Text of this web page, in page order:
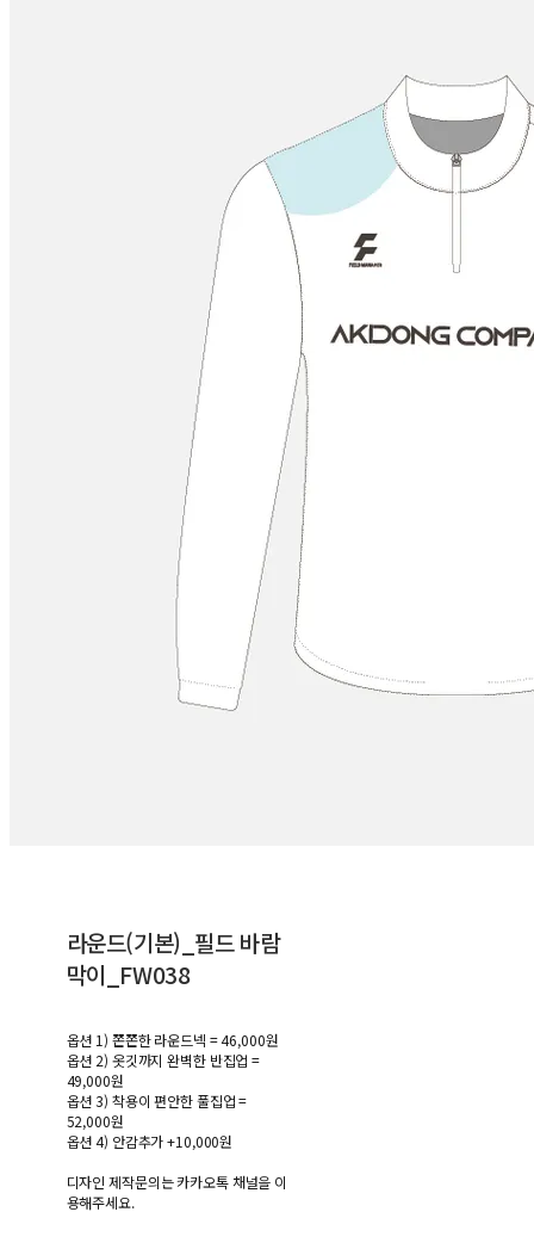
라운드(기본)_필드 바람
막이_FW038
옵션 1) 쫀쫀한 라운드넥 = 46,000원
옵션 2) 옷깃까지 완벽한 반집업 =
49,000원
옵션 3) 착용이 편안한 풀집업 =
52,000원
옵션 4) 안감추가 +10,000원
디자인 제작문의는 카카오톡 채널을 이
용해주세요.